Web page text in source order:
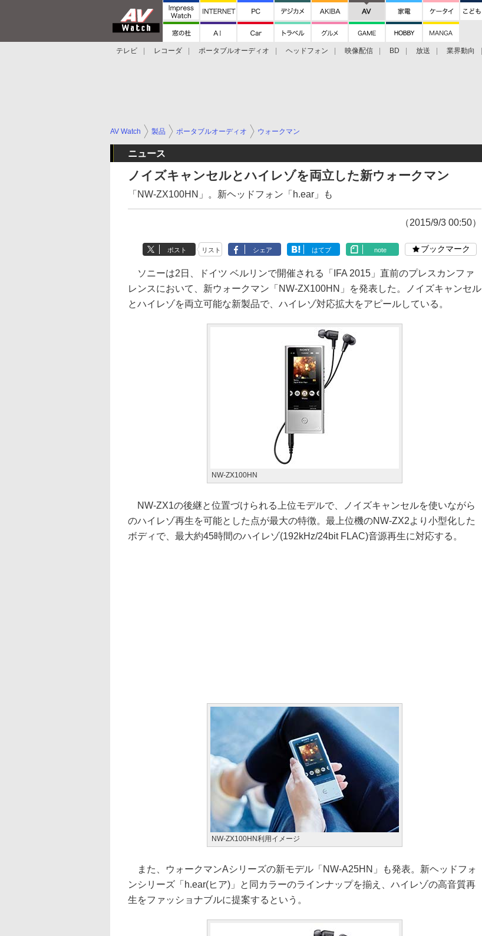
テレビ レコーダ ポータブルオーディオ ヘッドフォン 映像配信 BD 放送 業界動向
AV Watch 製品 ポータブルオーディオ ウォークマン
ニュース
ノイズキャンセルとハイレゾを両立した新ウォークマン
「NW-ZX100HN」。新ヘッドフォン「h.ear」も
（2015/9/3 00:50）
ポスト リスト シェア はてブ note ブックマーク
ソニーは2日、ドイツ ベルリンで開催される「IFA 2015」直前のプレスカンファ
レンスにおいて、新ウォークマン「NW-ZX100HN」を発表した。ノイズキャンセル
とハイレゾを両立可能な新製品で、ハイレゾ対応拡大をアピールしている。
NW-ZX100HN
NW-ZX1の後継と位置づけられる上位モデルで、ノイズキャンセルを使いながら
のハイレゾ再生を可能とした点が最大の特徴。最上位機のNW-ZX2より小型化した
ボディで、最大約45時間のハイレゾ(192kHz/24bit FLAC)音源再生に対応する。
NW-ZX100HN利用イメージ
また、ウォークマンAシリーズの新モデル「NW-A25HN」も発表。新ヘッドフォ
ンシリーズ「h.ear(ヒア)」と同カラーのラインナップを揃え、ハイレゾの高音質再
生をファッショナブルに提案するという。